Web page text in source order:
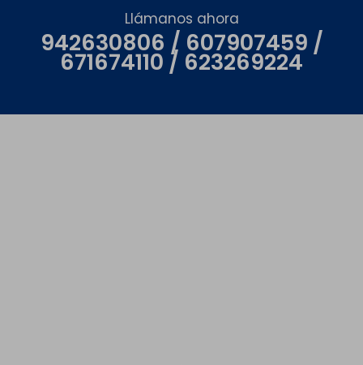
Llámanos ahora
942630806 / 607907459 /
671674110 / 623269224